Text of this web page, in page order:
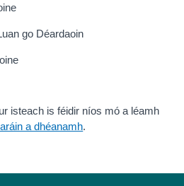
go Déardaoin
isteach is féidir níos mó a léamh
a dhéanamh.